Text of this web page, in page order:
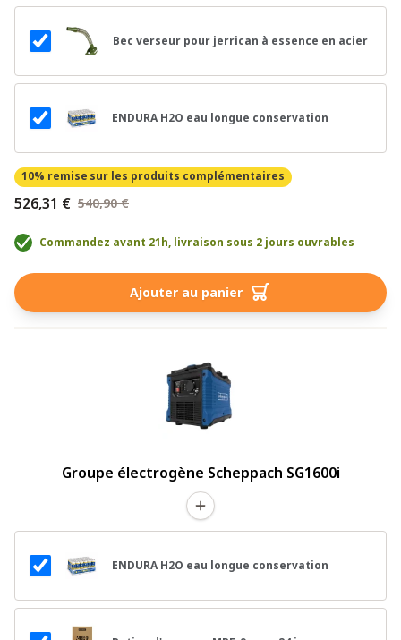
Bec verseur pour jerrican à essence en acier
ENDURA H2O eau longue conservation
10% remise sur les produits complémentaires
526,31 € 540,90 €
Commandez avant 21h, livraison sous 2 jours ouvrables
Ajouter au panier
Groupe électrogène Scheppach SG1600i
ENDURA H2O eau longue conservation